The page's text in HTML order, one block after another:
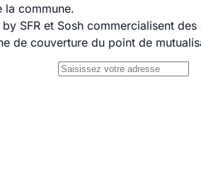
la commune.
by SFR et Sosh commercialisent
de couverture du point de